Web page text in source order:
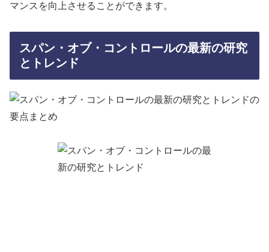
マンスを向上させることができます。
スパン・オブ・コントロールの最新の研究
とトレンド